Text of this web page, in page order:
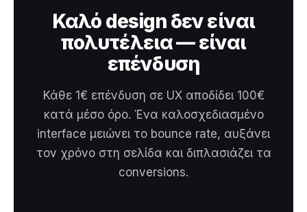
Καλό design δεν είναι
πολυτέλεια — είναι
επένδυση
Κάθε 1€ επένδυση σε UX αποδίδει 100€
κατά μέσο όρο. Ένα καλοσχεδιασμένο
interface μειώνει το bounce rate, αυξάνει
τον χρόνο στη σελίδα και διπλασιάζει τα
conversions.